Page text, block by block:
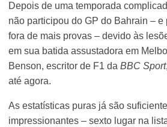
Depois de uma temporada
não participou do GP do Bahrain –
fora de mais provas – devido às
em sua batida assustadora em
Benson, escritor de F1 daBBC Sport
até agora.
As estatísticas puras já são
impressionantes – sexto lugar na